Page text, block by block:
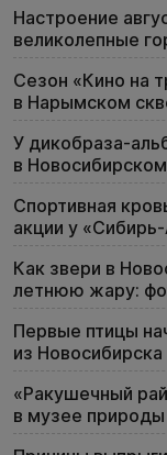
Настроение
великолепные
Сезон «Кино на
в Нарымском
У дикобраза-
в
Спортивная
акции у
Как звери в
летнюю жару:
Первые птицы
из Новосибирска
«Ракушечный
в музее природы